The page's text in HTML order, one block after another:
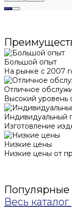
Большой опыт
На рынке с 2007
Отличное
Высокий уровень
Индивидуальный
Изготовление
Низкие цены
Низкие цены от
Популярные
Весь каталог